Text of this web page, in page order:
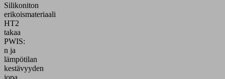
Silikoniton
erikoismateriaali
HT2
takaa
PWIS:
n ja
lämpötilan
kestävyyden
jopa